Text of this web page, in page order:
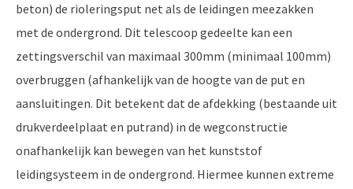
beton) de rioleringsput net als de leidingen meezakken
met de ondergrond. Dit telescoop gedeelte kan een
zettingsverschil van maximaal 300mm (minimaal 100mm)
overbruggen (afhankelijk van de hoogte van de put en
aansluitingen. Dit betekent dat de afdekking (bestaande uit
drukverdeelplaat en putrand) in de wegconstructie
onafhankelijk kan bewegen van het kunststof
leidingsysteem in de ondergrond. Hiermee kunnen extreme